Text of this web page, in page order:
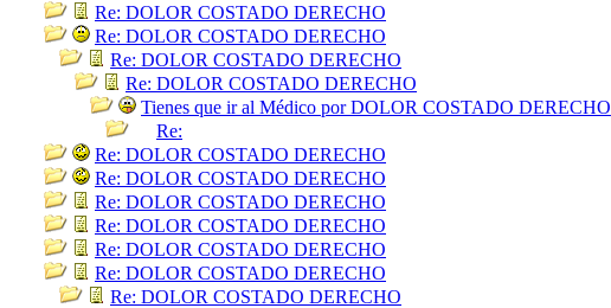
Re: DOLOR COSTADO DERECHO
Re: DOLOR COSTADO DERECHO
Re: DOLOR COSTADO DERECHO
Re: DOLOR COSTADO DERECHO
Tienes que ir al Médico por DOLOR COSTADO DERECHO
Re:
Re: DOLOR COSTADO DERECHO
Re: DOLOR COSTADO DERECHO
Re: DOLOR COSTADO DERECHO
Re: DOLOR COSTADO DERECHO
Re: DOLOR COSTADO DERECHO
Re: DOLOR COSTADO DERECHO
Re: DOLOR COSTADO DERECHO